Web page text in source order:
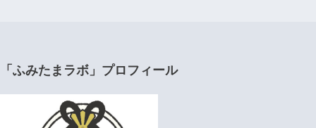
「ふみたまラボ」プロフィール